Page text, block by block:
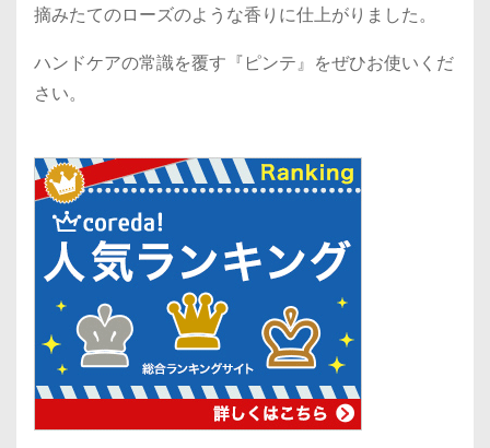
摘みたてのローズのような香りに仕上がりました。
ハンドケアの常識を覆す『ピンテ』をぜひお使いくだ
さい。